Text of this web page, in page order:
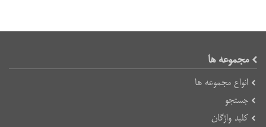
مجموعه ها
انواع مجموعه ها
جستجو
کلید واژگان